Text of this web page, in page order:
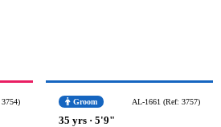
Groom AL-1661 (Ref: 3757)
35 yrs · 5'9"